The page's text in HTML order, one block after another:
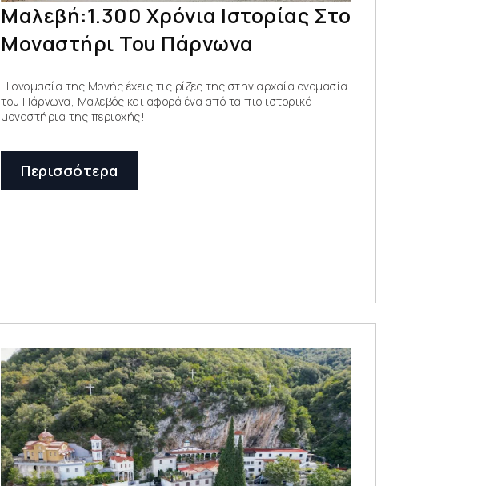
Μαλεβή:1.300 Χρόνια Ιστορίας Στο
Μοναστήρι Του Πάρνωνα
Η ονομασία της Μονής έχεις τις ρίζες της στην αρχαία ονομασία
του Πάρνωνα, Μαλεβός και αφορά ένα από τα πιο ιστορικά
μοναστήρια της περιοχής!
Περισσότερα